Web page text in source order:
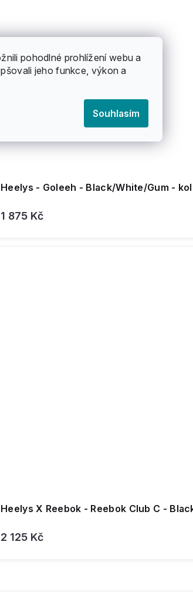
pohodlné prohlížení webu a
jeho funkce, výkon a
Souhlasím
Heelys - Goleeh - Black/White/Gum -
1 875 Kč
Heelys X Reebok - Reebok Club C -
2 125 Kč